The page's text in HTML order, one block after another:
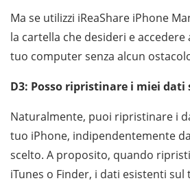
Ma se utilizzi iReaShare iPhone
la cartella che desideri e accedere
tuo computer senza alcun
D3: Posso ripristinare i miei dati
Naturalmente, puoi ripristinare i
tuo iPhone, indipendentemente
scelto. A proposito, quando
iTunes o Finder, i dati esistenti